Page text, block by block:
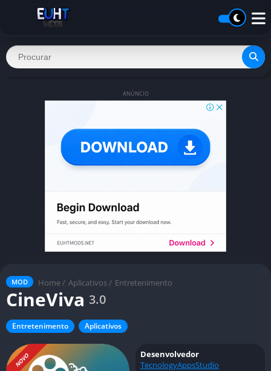
ANÚNCIO
MOD Home / Aplicativos / Entretenimento
CineViva 3.0
Entretenimento Aplicativos
NOVO
Desenvolvedor
TecnologyAppsStudio